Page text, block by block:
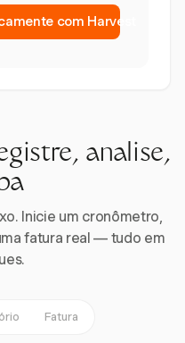
com Harvest
analise,
Inicie um cronômetro,
fatura real — tudo em
Fatura